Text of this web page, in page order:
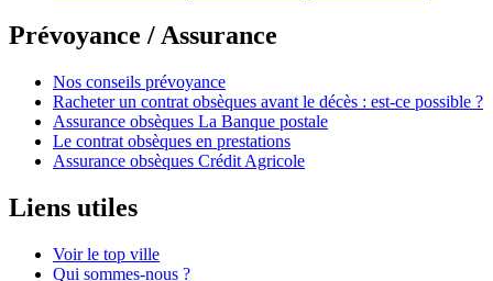
Prévoyance / Assurance
Nos conseils prévoyance
Racheter un contrat obsèques avant le décès : est-ce possible ?
Assurance obsèques La Banque postale
Le contrat obsèques en prestations
Assurance obsèques Crédit Agricole
Liens utiles
Voir le top ville
Qui sommes-nous ?